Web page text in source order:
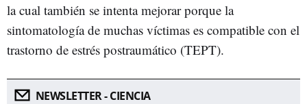
la cual también se intenta mejorar porque la
sintomatología de muchas víctimas es compatible con el
trastorno de estrés postraumático (TEPT).
NEWSLETTER - CIENCIA